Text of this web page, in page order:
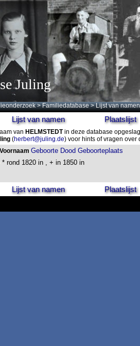
Juling
>Familiedatabase > Lijst van namen
Lijst van namen Plaatslijst
van HELMSTEDTin deze database
(herbert@juling.de) voor hints of vragen
Voornaam Geboorte Dood Geboorteplaats
* rond 1820 in , + in 1850 in
Lijst van namen Plaatslijst